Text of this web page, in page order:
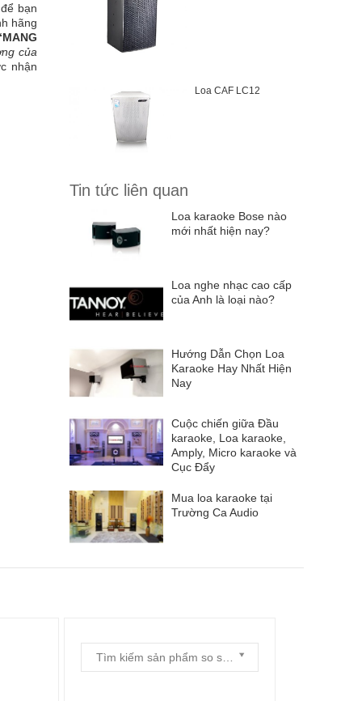
bạn
hãng
của
nhận
Loa CAF LC12
Tin tức liên quan
Loa karaoke Bose nào
mới nhất hiện nay?
Loa nghe nhạc cao cấp
của Anh là loại nào?
Hướng Dẫn Chọn Loa
Karaoke Hay Nhất Hiện
Nay
Cuộc chiến giữa Đầu
karaoke, Loa karaoke,
Amply, Micro karaoke và
Cục Đẩy
Mua loa karaoke tại
Trường Ca Audio
Tìm kiếm sản phẩm so sánh